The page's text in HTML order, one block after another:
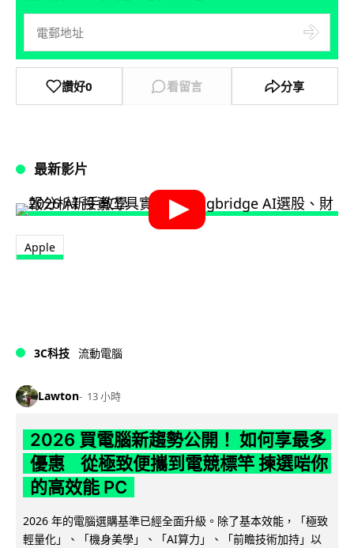
讚好0 看留言 分享
最新影片
Apple
3C科技 流動電腦
Lawton 13 小時
2026 買電腦新趨勢公開！ 如何享最多
優惠 從極致便攜到電競標竿 揀選啱你
的高效能 PC
2026 年的電腦選購基準已經全面升級。除了基本效能，「極致
輕量化」、「機身美學」、「AI算力」、「前瞻技術加持」以